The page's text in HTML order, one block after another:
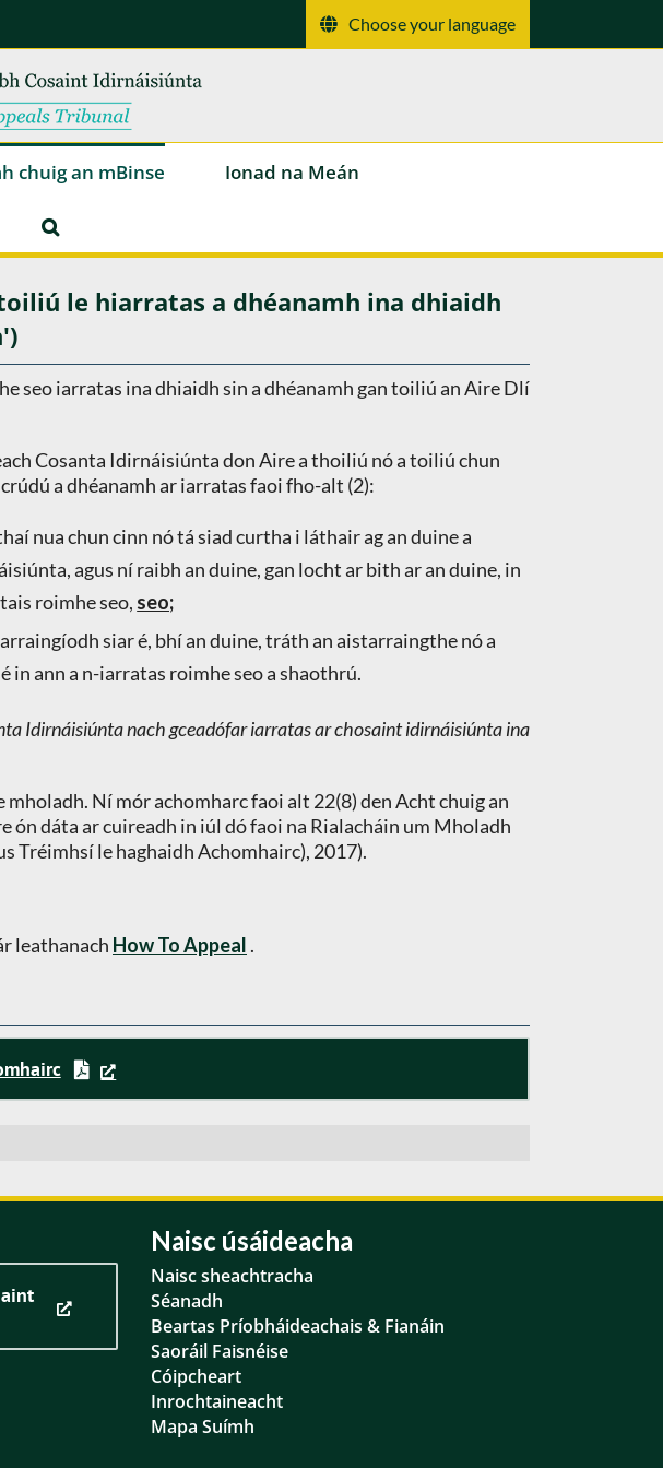
Choose your language
chuig an mBinse Ionad na Meán
le hiarratas a dhéanamh ina dhiaidh
seo iarratas ina dhiaidh sin a dhéanamh gan toiliú an Aire Dlí
Cosanta Idirnáisiúnta don Aire a thoiliú nó a toiliú chun
a dhéanamh ar iarratas faoi fho-alt (2):
nua chun cinn nó tá siad curtha i láthair ag an duine a
agus ní raibh an duine, gan locht ar bith ar an duine, in
roimhe seo, seo;
siar é, bhí an duine, tráth an aistarraingthe nó a
in ann a n-iarratas roimhe seo a shaothrú.
Idirnáisiúnta nach gceadófar iarratas ar chosaint idirnáisiúnta ina
Ní mór achomharc faoi alt 22(8) den Acht chuig an
dáta ar cuireadh in iúl dó faoi na Rialacháin um Mholadh
Tréimhsí le haghaidh Achomhairc), 2017).
leathanach How To Appeal .
Naisc úsáideacha
Naisc sheachtracha
Séanadh
Beartas Príobháideachais & Fianáin
Saoráil Faisnéise
Cóipcheart
Inrochtaineacht
Mapa Suímh